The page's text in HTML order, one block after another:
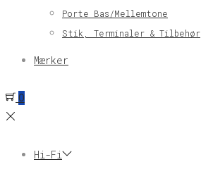
Porte Bas/Mellemtone
Stik, Terminaler & Tilbehør
Mærker
0
Hi-Fi